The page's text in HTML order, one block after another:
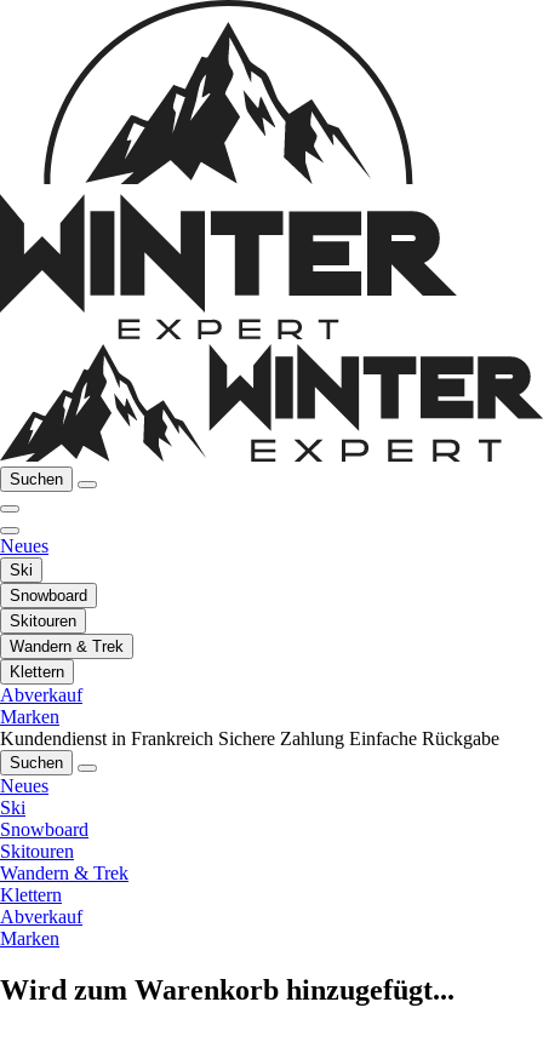
Suchen
Neues
Ski
Snowboard
Skitouren
Wandern & Trek
Klettern
Abverkauf
Marken
Kundendienst in Frankreich Sichere Zahlung Einfache Rückgabe
Suchen
Neues
Ski
Snowboard
Skitouren
Wandern & Trek
Klettern
Abverkauf
Marken
Wird zum Warenkorb hinzugefügt...